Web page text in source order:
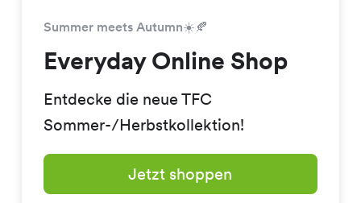
Summer meets Autumn☀️🍂
Everyday Online Shop
Entdecke die neue TFC
Sommer-/Herbstkollektion!
Jetzt shoppen